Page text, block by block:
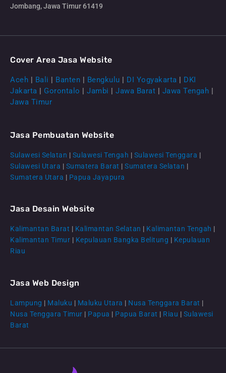
CS Lenteraweb
Jombang, Jawa Timur 61419
Cover Area Jasa Website
Aceh Bali Banten Bengkulu DI Yogyakarta
DKI
Jakarta
Gorontalo Jambi Jawa Barat Jawa Tengah
Jawa Timur
Jasa Pembuatan Website
Sulawesi Selatan | Sulawesi Tengah | Sulawesi Tenggara |
Sulawesi Utara | Sumatera Barat | Sumatera Selatan |
Sumatera Utara | Papua Jayapura
Jasa Desain Website
Kalimantan Barat | Kalimantan Selatan | Kalimantan Tengah |
Kalimantan Timur | Kepulauan Bangka Belitung | Kepulauan
Riau
Jasa Web Design
Lampung | Maluku | Maluku Utara | Nusa Tenggara Barat |
Nusa Tenggara Timur | Papua | Papua Barat | Riau | Sulawesi
Barat